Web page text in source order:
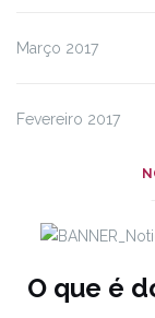
Março 2017
Fevereiro 2017
O que é